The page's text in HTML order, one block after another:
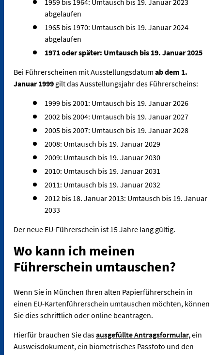
abgelaufen
1965 bis 1970: Umtausch bis 19. Januar 2024
abgelaufen
1971 oder später: Umtausch bis 19. Januar 2025
Bei Führerscheinen mit Ausstellungsdatum ab dem 1.
Januar 1999 gilt das Ausstellungsjahr des Führerscheins:
1999 bis 2001: Umtausch bis 19. Januar 2026
2002 bis 2004: Umtausch bis 19. Januar 2027
2005 bis 2007: Umtausch bis 19. Januar 2028
2008: Umtausch bis 19. Januar 2029
2009: Umtausch bis 19. Januar 2030
2010: Umtausch bis 19. Januar 2031
2011: Umtausch bis 19. Januar 2032
2012 bis 18. Januar 2013: Umtausch bis 19. Januar
2033
Der neue EU-Führerschein ist 15 Jahre lang gültig.
Wo kann ich meinen
Führerschein umtauschen?
Wenn Sie in München Ihren alten Papierführerschein in
einen EU-Kartenführerschein umtauschen möchten, können
Sie dies schriftlich oder online beantragen.
Hierfür brauchen Sie dasausgefüllte Antragsformular,ein
Ausweisdokument, ein biometrisches Passfoto und den